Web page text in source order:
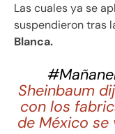
Las cuales ya se
suspendieron tras
Blanca.
Sheinbaum
con los
de México se